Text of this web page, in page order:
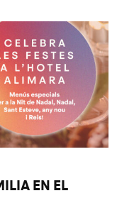
EN EL